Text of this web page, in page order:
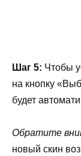
Шаг 5: Чтобы
на кнопку
будет
Обратите
новый скин